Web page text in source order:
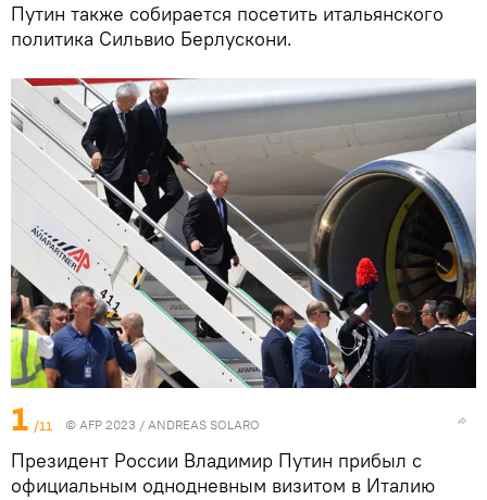
Путин также собирается посетить итальянского
политика Сильвио Берлускони.
1 /11 © AFP 2023 / ANDREAS SOLARO
Президент России Владимир Путин прибыл с
официальным однодневным визитом в Италию